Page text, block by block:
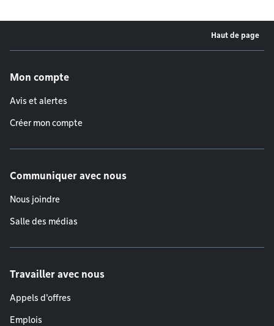
Haut de page
Mon compte
Avis et alertes
Créer mon compte
Communiquer avec nous
Nous joindre
Salle des médias
Travailler avec nous
Appels d'offres
Emplois